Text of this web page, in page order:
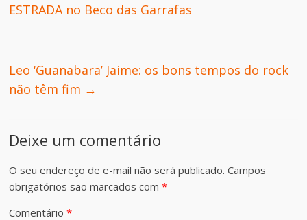
ESTRADA no Beco das Garrafas
Leo ‘Guanabara’ Jaime: os bons tempos do rock
não têm fim →
Deixe um comentário
O seu endereço de e-mail não será publicado. Campos
obrigatórios são marcados com*
Comentário*